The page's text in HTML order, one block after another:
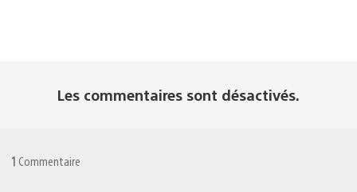
Les commentaires sont désactivés.
1 Commentaire